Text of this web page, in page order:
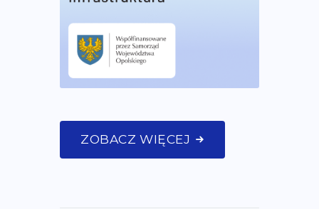
ZOBACZ WIĘCEJ